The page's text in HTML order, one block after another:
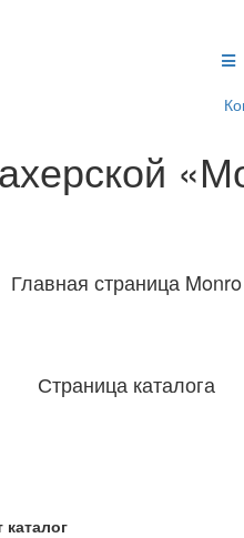
Главная страница Monro
Страница каталога
каталог